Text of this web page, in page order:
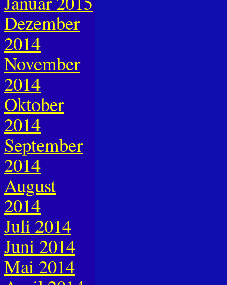
Dezember
2014
November
2014
Oktober
2014
September
2014
August
2014
Juli 2014
Juni 2014
Mai 2014